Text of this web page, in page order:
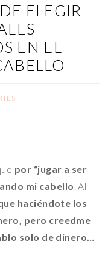
ELEGIR
EN EL
por “jugar a ser
mi cabello . Al
haciéndote los
pero creedme
solo de dinero…